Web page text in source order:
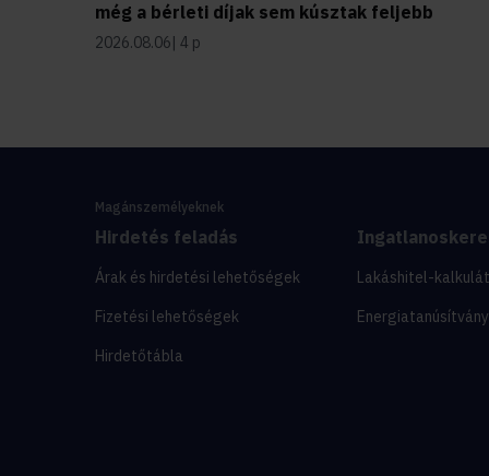
még a bérleti díjak sem kúsztak feljebb
2026.08.06 4 p
Magánszemélyeknek
Hirdetés feladás
Árak és hirdetési lehetőségek
Fizetési lehetőségek
Hirdetőtábla
Lakáshitel-
Energiatanúsítvány